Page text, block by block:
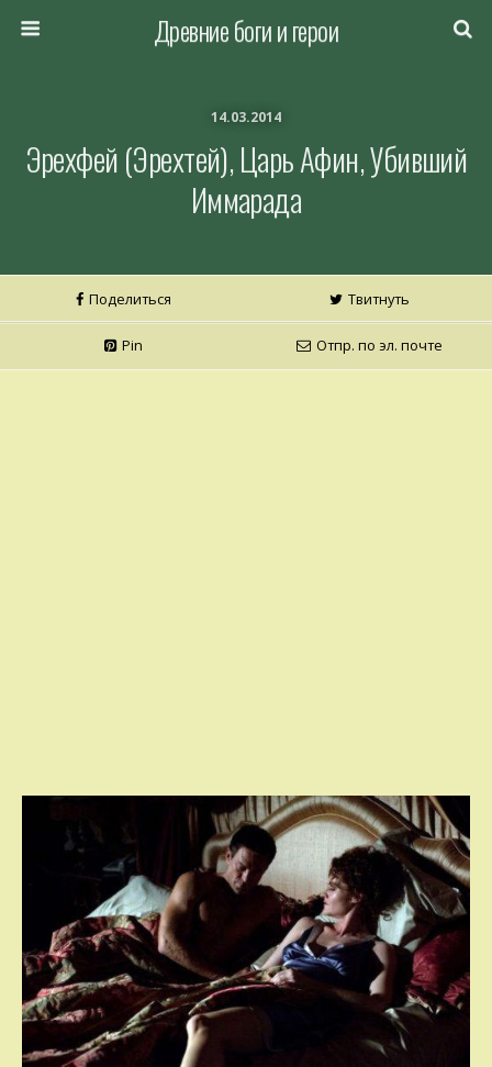
Древние боги и герои
14.03.2014
Эрехфей (Эрехтей), Царь Афин, Убивший
Иммарада
Поделиться Твитнуть
Pin Отпр. по эл. почте